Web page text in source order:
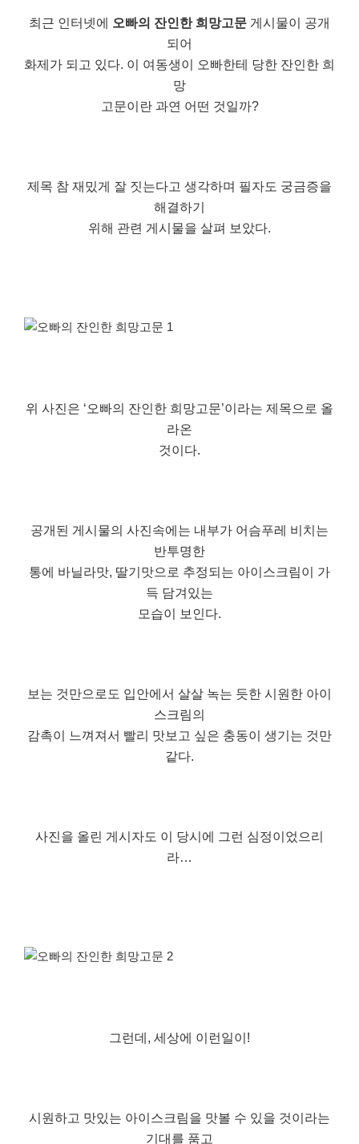
최근 인터넷에 오빠의 잔인한 희망고문 게시물이 공개
되어
화제가 되고 있다. 이 여동생이 오빠한테 당한 잔인한 희
망
고문이란 과연 어떤 것일까?
제목 참 재밌게 잘 짓는다고 생각하며 필자도 궁금증을
해결하기
위해 관련 게시물을 살펴 보았다.
위 사진은 ‘오빠의 잔인한 희망고문’이라는 제목으로 올
라온
것이다.
공개된 게시물의 사진속에는 내부가 어슴푸레 비치는
반투명한
통에 바닐라맛, 딸기맛으로 추정되는 아이스크림이 가
득 담겨있는
모습이 보인다.
보는 것만으로도 입안에서 살살 녹는 듯한 시원한 아이
스크림의
감촉이 느껴져서 빨리 맛보고 싶은 충동이 생기는 것만
같다.
사진을 올린 게시자도 이 당시에 그런 심정이었으리
라…
그런데, 세상에 이런일이!
시원하고 맛있는 아이스크림을 맛볼 수 있을 것이라는
기대를 품고